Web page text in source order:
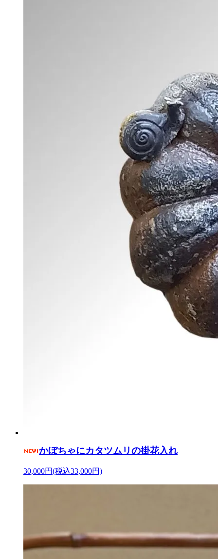
かぼちゃにカタツムリの掛花入れ
30,000円(税込33,000円)